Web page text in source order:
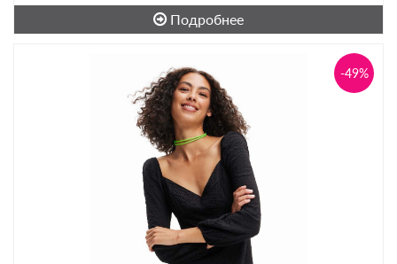
Подробнее
-49%